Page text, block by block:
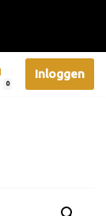
0
Inloggen